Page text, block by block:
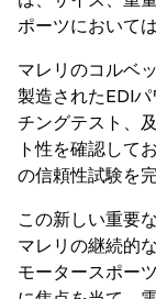
ポーツにおいて
マレリのコルベ
製造されたEDI
チングテスト、
ト性を確認して
の信頼性試験を
この新しい重要
マレリの継続的
モータースポー